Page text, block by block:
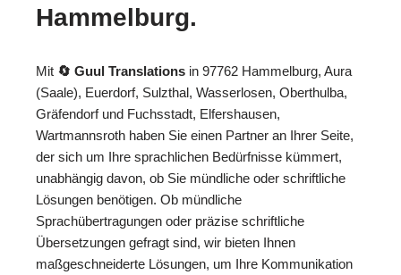
Hammelburg.
Mit 🔄 Guul Translations in 97762 Hammelburg, Aura
(Saale), Euerdorf, Sulzthal, Wasserlosen, Oberthulba,
Gräfendorf und Fuchsstadt, Elfershausen,
Wartmannsroth haben Sie einen Partner an Ihrer Seite,
der sich um Ihre sprachlichen Bedürfnisse kümmert,
unabhängig davon, ob Sie mündliche oder schriftliche
Lösungen benötigen. Ob mündliche
Sprachübertragungen oder präzise schriftliche
Übersetzungen gefragt sind, wir bieten Ihnen
maßgeschneiderte Lösungen, um Ihre Kommunikation